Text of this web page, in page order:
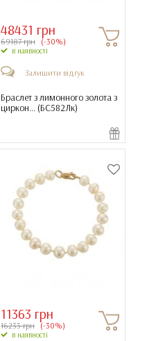
48431 грн
69187 грн (-30%)
в наявності
Залишити відгук
Браслет з лимонного золота з
циркон... (БС582Лк)
11363 грн
16233 грн (-30%)
в наявності